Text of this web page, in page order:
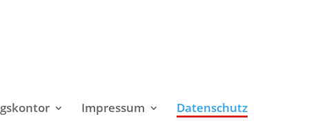
Impressum Datenschutz